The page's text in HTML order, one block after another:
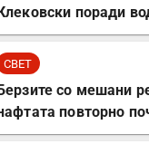
поради
СВЕТ
со мешани
повторно